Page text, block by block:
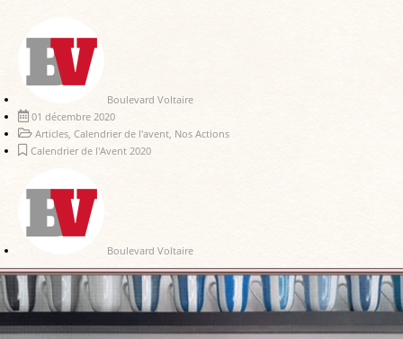
Boulevard Voltaire
01 décembre 2020
Articles, Calendrier de l'avent, Nos Actions
Calendrier de l'Avent 2020
Boulevard Voltaire